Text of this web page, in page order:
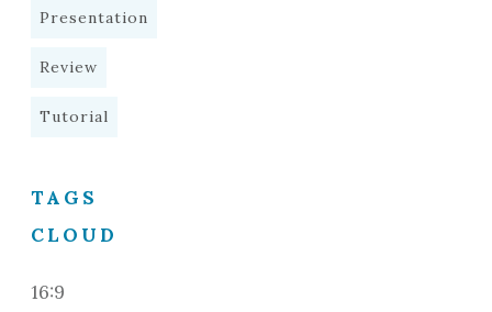
Presentation
Review
Tutorial
TAGS
CLOUD
16:9